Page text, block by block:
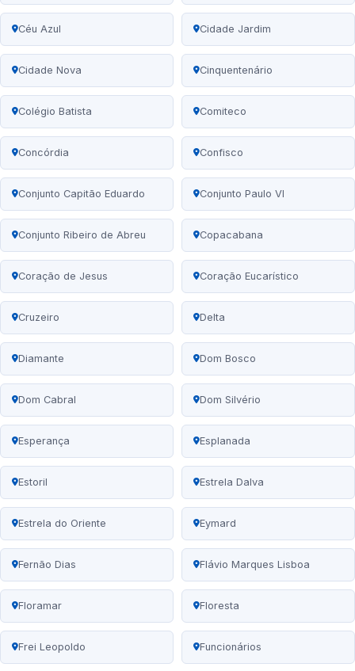
Céu Azul Cidade Jardim
Cidade Nova Cinquentenário
Colégio Batista Comiteco
Concórdia Confisco
Conjunto Capitão Eduardo Conjunto Paulo VI
Conjunto Ribeiro de Abreu Copacabana
Coração de Jesus Coração Eucarístico
Cruzeiro Delta
Diamante Dom Bosco
Dom Cabral Dom Silvério
Esperança Esplanada
Estoril Estrela Dalva
Estrela do Oriente Eymard
Fernão Dias Flávio Marques Lisboa
Floramar Floresta
Frei Leopoldo Funcionários